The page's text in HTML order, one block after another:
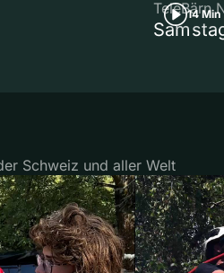
14 Min
TeleBärn
Schweiz und aller Welt